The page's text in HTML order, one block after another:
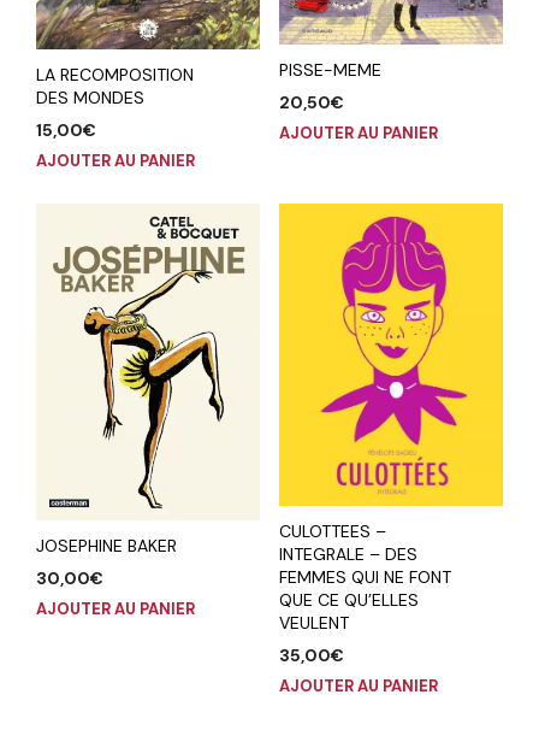
LA RECOMPOSITION
DES MONDES
15,00€
AJOUTER AU PANIER
PISSE-MEME
20,50€
AJOUTER AU PANIER
JOSEPHINE BAKER
30,00€
AJOUTER AU PANIER
CULOTTEES –
INTEGRALE – DES
FEMMES QUI NE FONT
QUE CE QU’ELLES
VEULENT
35,00€
AJOUTER AU PANIER